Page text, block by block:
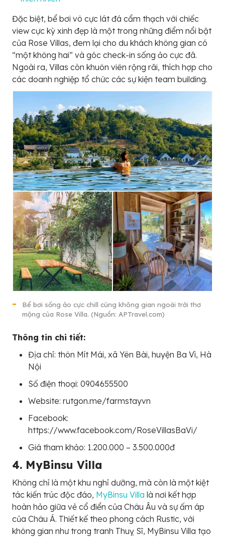
Đặc biệt, bể bơi vô cực lát đá cẩm thạch với chiếc
view cực kỳ xinh đẹp là một trong những điểm nổi bật
của Rose Villas, đem lại cho du khách không gian có
“một không hai” và góc check-in sống ảo cực đã.
Ngoài ra, Villas còn khuôn viên rộng rãi, thích hợp cho
các doanh nghiệp tổ chức các sự kiện team building.
Bể bơi sống ảo cực chill cùng không gian ngoài trời thơ
mộng của Rose Villa. (Nguồn: APTravel.com)
Thông tin chi tiết:
Địa chỉ: thôn Mít Mái, xã Yên Bài, huyện Ba Vì, Hà
Nội
Số điện thoại: 0904655500
Website: rutgon.me/farmstayvn
Facebook:
https://www.facebook.com/RoseVillasBaVi/
Giá tham khảo: 1.200.000 – 3.500.000đ
4. MyBinsu Villa
Không chỉ là một khu nghỉ dưỡng, mà còn là một kiệt
tác kiến trúc độc đáo, MyBinsu Villa là nơi kết hợp
hoàn hảo giữa vẻ cổ điển của Châu Âu và sự ấm áp
của Châu Á. Thiết kế theo phong cách Rustic, với
không gian như trong tranh Thuỵ Sĩ, MyBinsu Villa tạo